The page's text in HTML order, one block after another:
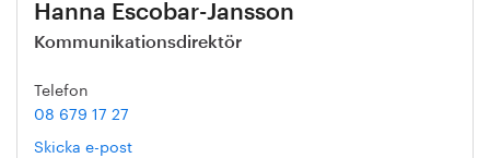
Hanna Escobar-Jansson
Kommunikationsdirektör
Telefon
08 679 17 27
Skicka e-post